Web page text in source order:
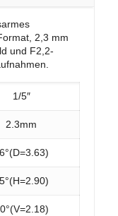
2,3 mm
und F2,2-
1/5″
2.3mm